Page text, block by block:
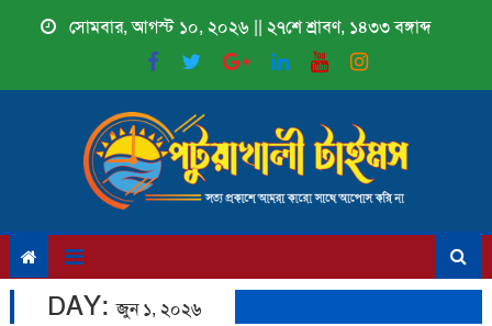
সোমবার, আগস্ট ১০, ২০২৬ || ২৭শে শ্রাবণ, ১৪৩৩ বঙ্গাব্দ
DAY:জুন ১, ২০২৬